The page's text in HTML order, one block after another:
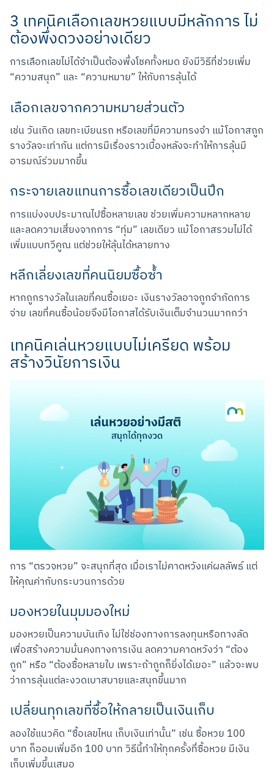
Scan to Download
3 เทคนิคเลือกเลขหวยแบบมีหลักการ ไม่
ต้องพึ่งดวงอย่างเดียว
การเลือกเลขไม่ได้จำเป็นต้องพึ่งโชคทั้งหมด ยังมีวิธีที่ช่วยเพิ่ม
“ความสนุก” และ “ความหมาย” ให้กับการลุ้นได้
เลือกเลขจากความหมายส่วนตัว
เช่น วันเกิด เลขทะเบียนรถ หรือเลขที่มีความทรงจำ แม้โอกาสถูก
รางวัลจะเท่ากัน แต่การมีเรื่องราวเบื้องหลังจะทำให้การลุ้นมี
อารมณ์ร่วมมากขึ้น
กระจายเลขแทนการซื้อเลขเดียวเป็นปึก
การแบ่งงบประมาณไปซื้อหลายเลข ช่วยเพิ่มความหลากหลาย
และลดความเสี่ยงจากการ “ทุ่ม” เลขเดียว แม้โอกาสรวมไม่ได้
เพิ่มแบบทวีคูณ แต่ช่วยให้ลุ้นได้หลายทาง
หลีกเลี่ยงเลขที่คนนิยมซื้อซ้ำ
หากถูกรางวัลในเลขที่คนซื้อเยอะ เงินรางวัลอาจถูกจำกัดการ
จ่าย เลขที่คนซื้อน้อยจึงมีโอกาสได้รับเงินเต็มจำนวนมากกว่า
เทคนิคเล่นหวยแบบไม่เครียด พร้อม
สร้างวินัยการเงิน
การ “ตรวจหวย” จะสนุกที่สุด เมื่อเราไม่คาดหวังแค่ผลลัพธ์ แต่
ให้คุณค่ากับกระบวนการด้วย
มองหวยในมุมมองใหม่
มองหวยเป็นความบันเทิง ไม่ใช่ช่องทางการลงทุนหรือทางลัด
เพื่อสร้างความมั่นคงทางการเงิน ลดความคาดหวังว่า “ต้อง
ถูก” หรือ “ต้องซื้อหลายใบ เพราะถ้าถูกก็ยิ่งได้เยอะ” แล้วจะพบ
ว่าการลุ้นแต่ละงวดเบาสบายและสนุกขึ้นมาก
เปลี่ยนทุกเลขที่ซื้อให้กลายเป็นเงินเก็บ
ลองใช้แนวคิด “ซื้อเลขไหน เก็บเงินเท่านั้น” เช่น ซื้อหวย 100
บาท ก็ออมเพิ่มอีก 100 บาท วิธีนี้ทำให้ทุกครั้งที่ซื้อหวย มีเงิน
เก็บเพิ่มขึ้นเสมอ